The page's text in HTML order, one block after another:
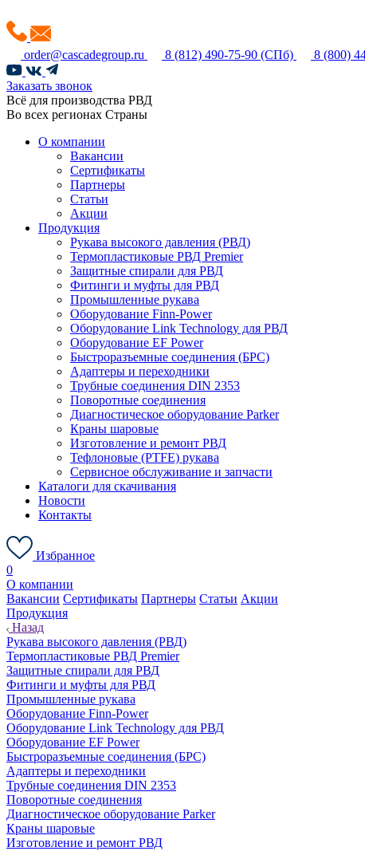
order@cascadegroup.ru 8 (812) 490-75-90 (СПб) 8 (800)
Заказать звонок
Всё для производства РВД
Во всех регионах Страны
О компании
Вакансии
Сертификаты
Партнеры
Статьи
Акции
Продукция
Рукава высокого давления (РВД)
Термопластиковые РВД Premier
Защитные спирали для РВД
Фитинги и муфты для РВД
Промышленные рукава
Оборудование Finn-Power
Оборудование Link Technology для РВД
Оборудование EF Power
Быстроразъемные соединения (БРС)
Адаптеры и переходники
Трубные соединения DIN 2353
Поворотные соединения
Диагностическое оборудование Parker
Краны шаровые
Изготовление и ремонт РВД
Тефлоновые (PTFE) рукава
Сервисное обслуживание и запчасти
Каталоги для скачивания
Новости
Контакты
Избранное
0
О компании
Вакансии Сертификаты Партнеры Статьи Акции
Продукция
Назад
Рукава высокого давления (РВД)
Термопластиковые РВД Premier
Защитные спирали для РВД
Фитинги и муфты для РВД
Промышленные рукава
Оборудование Finn-Power
Оборудование Link Technology для РВД
Оборудование EF Power
Быстроразъемные соединения (БРС)
Адаптеры и переходники
Трубные соединения DIN 2353
Поворотные соединения
Диагностическое оборудование Parker
Краны шаровые
Изготовление и ремонт РВД